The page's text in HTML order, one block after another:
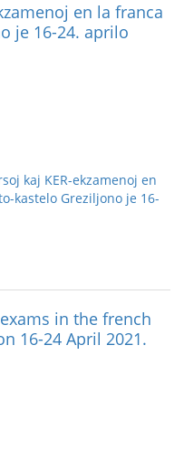
en la franca
je 16-24. aprilo
kaj KER-ekzamenoj en
kastelo Greziljono je 16-
in the french
16-24 April 2021.